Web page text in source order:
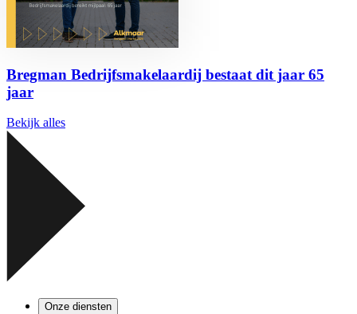
Bregman Bedrijfsmakelaardij bestaat dit jaar 65
jaar
Bekijk alles
Onze diensten